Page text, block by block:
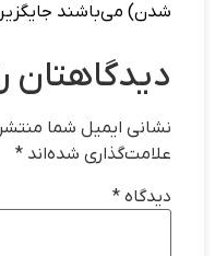
شدن) می‌باشند
دیدگاهتان
نشانی ایمیل شما
علامت‌گذاری شده‌اند *
دیدگاه *